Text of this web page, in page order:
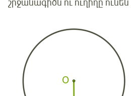
շրջանագիծն ու ուղիղը